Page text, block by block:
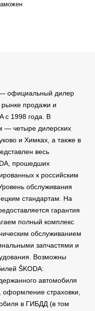
официальный дилер
продажи и
с 1998 года. В
— четыре дилерских
и Химках, а также в
весь
прошедших
к российским
обслуживания
стандартам. На
гарантия
полный комплекс
обслуживанием
запчастями и
Возможны
ŠKODA:
автомобиля
страховки,
в ГИБДД (в том